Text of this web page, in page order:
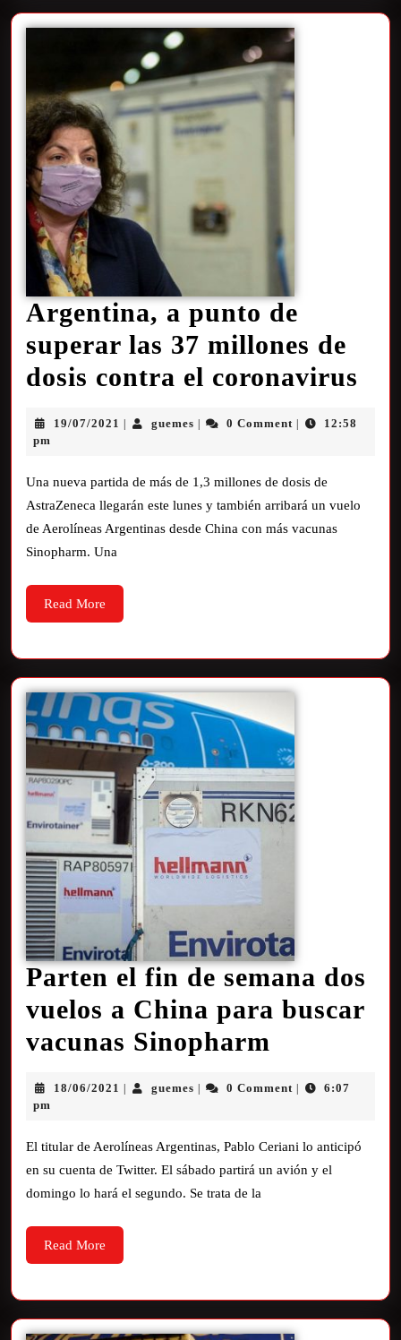
Argentina, a punto de
superar las 37 millones de
dosis contra el coronavirus
19/07/2021 guemes 0 Comment
12:58
pm
Una nueva partida de más de 1,3 millones de dosis de
AstraZeneca llegarán este lunes y también arribará un vuelo
de Aerolíneas Argentinas desde China con más vacunas
Sinopharm. Una
Read More
Parten el fin de semana dos
vuelos a China para buscar
vacunas Sinopharm
18/06/2021 guemes 0 Comment
6:07
pm
El titular de Aerolíneas Argentinas, Pablo Ceriani lo anticipó
en su cuenta de Twitter. El sábado partirá un avión y el
domingo lo hará el segundo. Se trata de la
Read More